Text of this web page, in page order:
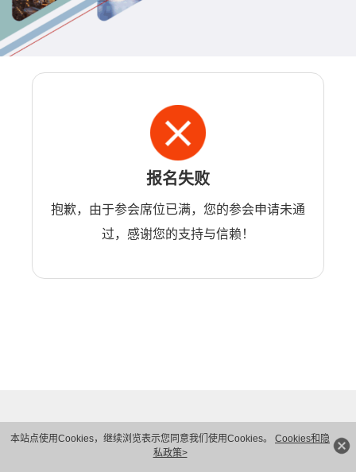
本站点使用Cookies，继续浏览表示您同意我们使用Cookies。 Cookies和隐
私政策>
报名失败
抱歉，由于参会席位已满，您的参会申请未通
过，感谢您的支持与信赖！